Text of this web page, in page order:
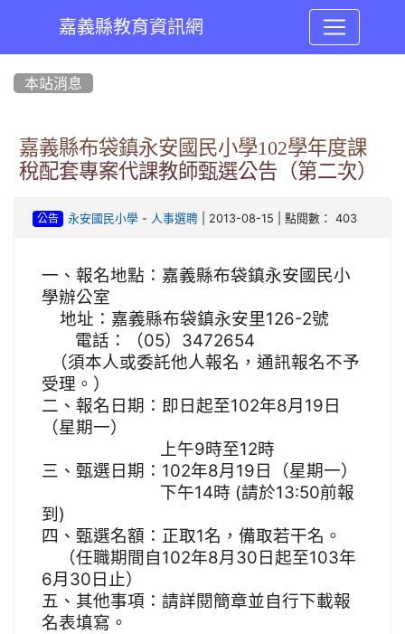
嘉義縣教育資訊網
本站消息
嘉義縣布袋鎮永安國民小學102學年度課
稅配套專案代課教師甄選公告（第二次）
公告 永安國民小學- 人事選聘| 2013-08-15 | 點閱數： 403
一、報名地點：嘉義縣布袋鎮永安國民小
學辦公室
地址：嘉義縣布袋鎮永安里126-2號
電話：（05）3472654
（須本人或委託他人報名，通訊報名不予
受理。）
二、報名日期：即日起至102年8月19日
（星期一）
上午9時至12時
三、甄選日期：102年8月19日（星期一）
下午14時 (請於13:50前報
到)
四、甄選名額： 正取1名，備取若干名 。
（任職期間自102年8月30日起至103年
6月30日止）
五、其他事項：請詳閱簡章並自行下載報
名表填寫。